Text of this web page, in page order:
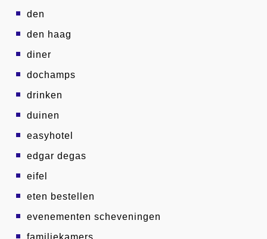
den
den haag
diner
dochamps
drinken
duinen
easyhotel
edgar degas
eifel
eten bestellen
evenementen scheveningen